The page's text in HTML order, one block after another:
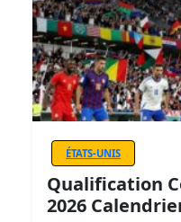
ÉTATS-UNIS
Qualification
2026